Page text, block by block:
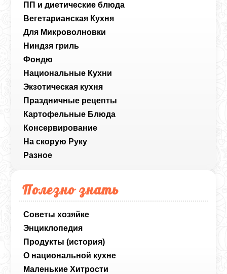
ПП и диетические блюда
Вегетарианская Кухня
Для Микроволновки
Ниндзя гриль
Фондю
Национальные Кухни
Экзотическая кухня
Праздничные рецепты
Картофельные Блюда
Консервирование
На скорую Руку
Разное
Полезно знать
Советы хозяйке
Энциклопедия
Продукты (история)
О национальной кухне
Маленькие Хитрости